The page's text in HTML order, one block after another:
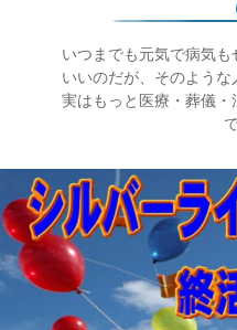
いつまでも元気で病気
いいのだが、そのよう
実はもっと医療・葬儀